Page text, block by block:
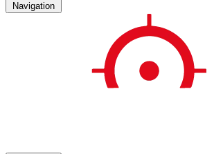
Navigation